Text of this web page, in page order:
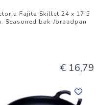
Fajita Skillet 24 x 17,5
Seasoned bak-/braadpan
€ 16,79